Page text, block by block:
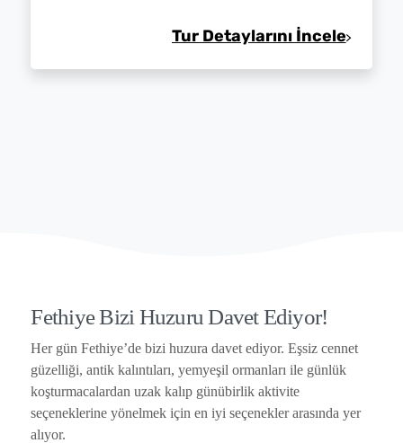
Tur Detaylarını İncele
Fethiye Bizi Huzuru Davet Ediyor!
Her gün Fethiye’de bizi huzura davet ediyor. Eşsiz cennet
güzelliği, antik kalıntıları, yemyeşil ormanları ile günlük
koşturmacalardan uzak kalıp günübirlik aktivite
seçeneklerine yönelmek için en iyi seçenekler arasında yer
alıyor.